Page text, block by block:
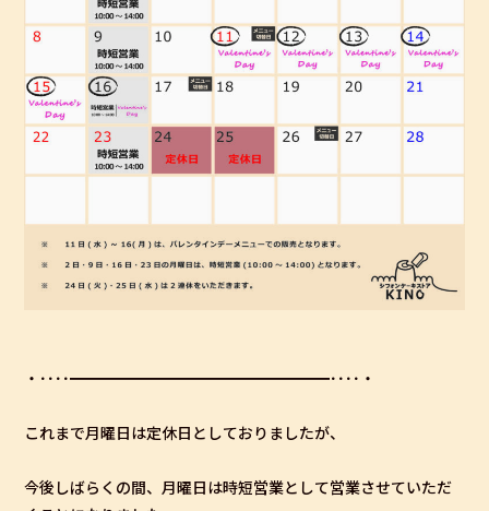
・････━━━━━━━━━━━━━━━━━････・
これまで月曜日は定休日としておりましたが、
今後しばらくの間、月曜日は時短営業として営業させていただ